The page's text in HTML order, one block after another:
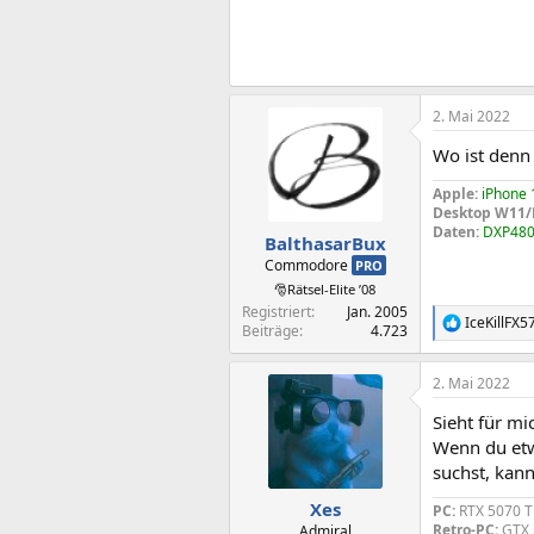
BalthasarBux
Commodore PRO
🎅Rätsel-Elite ’08
Registriert
Jan. 2005
Beiträge
4.723
2. Mai 2022
Wo ist
Apple: iPhone
Desktop W11/
Daten:
R
e
a
k
i
o
e
n
:
Xes
2. Mai 2022
Sieht für
Wenn du
suchst,
PC: RTX 5070
Retro-PC: